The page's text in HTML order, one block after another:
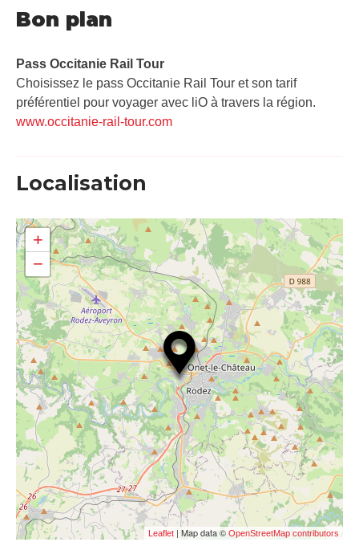
Bon plan
Pass Occitanie Rail Tour​
Choisissez le pass Occitanie Rail Tour et son tarif
préférentiel pour voyager avec liO à travers la région.
www.occitanie-rail-tour.com
Localisation
+
−
Leaflet | Map data © OpenStreetMap contributors